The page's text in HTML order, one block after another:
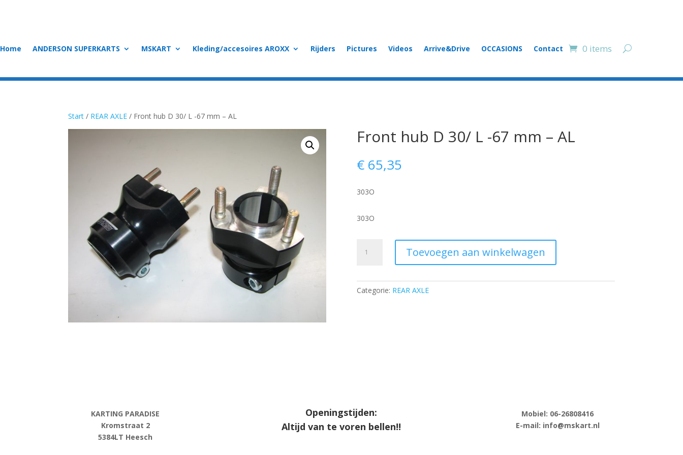
Home ANDERSON SUPERKARTS MSKART Kleding/accesoires AROXX Rijders Pictures Videos Arrive&Drive OCCASIONS Contact 0 items
Start / REAR AXLE / Front hub D 30/ L -67 mm – AL
Front hub D 30/ L -67 mm – AL
€65,35
303O
303O
hub
30/
L
Toevoegen aan winkelwagen
Categorie: REAR AXLE
KARTING PARADISE
Kromstraat 2
5384LT Heesch
Openingstijden:
Altijd van te voren bellen!!
Mobiel: 06-26808416
E-mail: info@mskart.nl